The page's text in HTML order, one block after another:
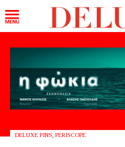
DELUXE PINS PERISCOPE